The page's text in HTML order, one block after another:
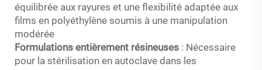
équilibrée aux rayures et une flexibilité adaptée aux
films en polyéthylène soumis à une manipulation
modérée
Formulations entièrement résineuses : Nécessaire
pour la stérilisation en autoclave dans les